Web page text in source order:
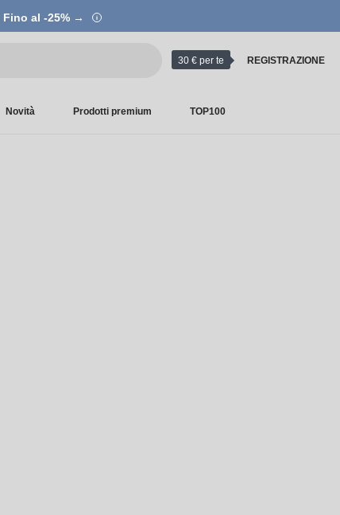
Fino al -25% →
30 € per te REGISTRAZIONE
Novità Prodotti premium TOP100